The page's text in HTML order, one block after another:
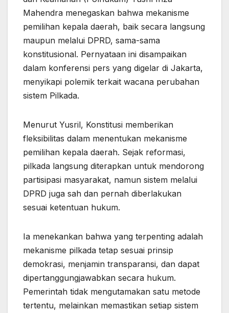
Mahendra menegaskan bahwa mekanisme
pemilihan kepala daerah, baik secara langsung
maupun melalui DPRD, sama-sama
konstitusional. Pernyataan ini disampaikan
dalam konferensi pers yang digelar di Jakarta,
menyikapi polemik terkait wacana perubahan
sistem Pilkada.
Menurut Yusril, Konstitusi memberikan
fleksibilitas dalam menentukan mekanisme
pemilihan kepala daerah. Sejak reformasi,
pilkada langsung diterapkan untuk mendorong
partisipasi masyarakat, namun sistem melalui
DPRD juga sah dan pernah diberlakukan
sesuai ketentuan hukum.
Ia menekankan bahwa yang terpenting adalah
mekanisme pilkada tetap sesuai prinsip
demokrasi, menjamin transparansi, dan dapat
dipertanggungjawabkan secara hukum.
Pemerintah tidak mengutamakan satu metode
tertentu, melainkan memastikan setiap sistem